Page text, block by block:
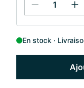
En stock